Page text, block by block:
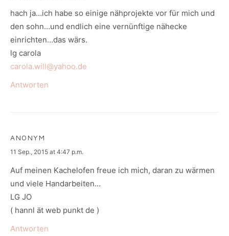
hach ja…ich habe so einige nähprojekte vor für mich und
den sohn…und endlich eine vernünftige nähecke
einrichten…das wärs.
lg carola
carola.will@yahoo.de
Antworten
ANONYM
says:
11 Sep., 2015 at 4:47 p.m.
Auf meinen Kachelofen freue ich mich, daran zu wärmen
und viele Handarbeiten…
LG JO
( hannl ät web punkt de )
Antworten